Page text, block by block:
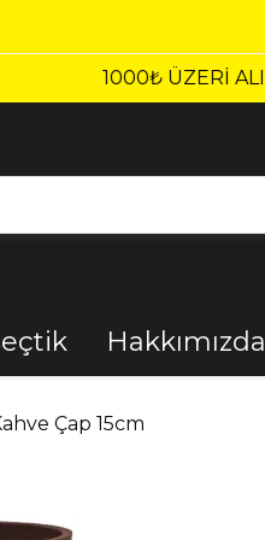
ÜZERI
Hakkımızda
Çap 15cm